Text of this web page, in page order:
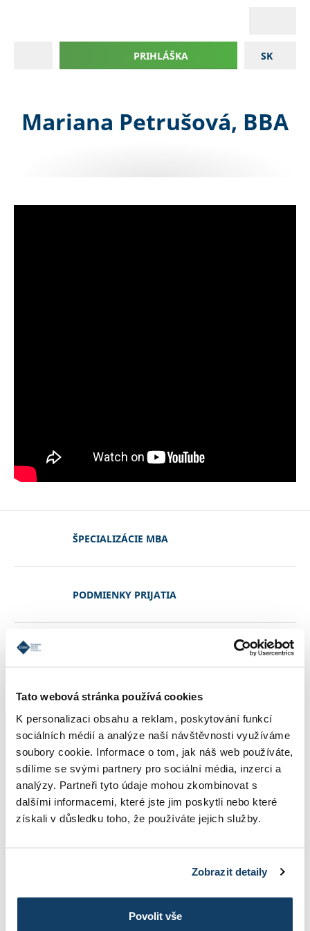
Tato webová stránka používá cookies
K personalizaci obsahu a reklam, poskytování funkcí
sociálních médií a analýze naší návštěvnosti využíváme
soubory cookie. Informace o tom, jak náš web používáte,
sdílíme se svými partnery pro sociální média, inzerci a
analýzy. Partneři tyto údaje mohou zkombinovat s
dalšími informacemi, které jste jim poskytli nebo které
získali v důsledku toho, že používáte jejich služby.
Zobrazit detaily
Povolit vše
SK
PRIHLÁŠKA
Mariana Petrušová, BBA
ŠPECIALIZÁCIE MBA
PODMIENKY PRIJATIA
INFORMÁCIE O ŠTÚDIU
ŠKOLNÉ